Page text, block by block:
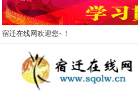
宿迁在线网欢迎您~！